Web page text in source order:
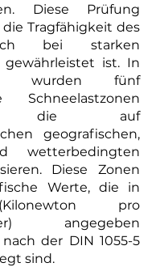
Diese Prüfung
Tragfähigkeit des
bei starken
gewährleistet ist. In
wurden fünf
Schneelastzonen
die auf
geografischen,
wetterbedingten
Diese Zonen
Werte, die in
pro
angegeben
der DIN 1055-5
sind.